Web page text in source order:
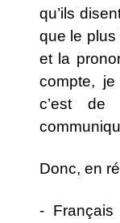
qu’ils
que le plus
et la
compte,
c’est de
Donc, en
-